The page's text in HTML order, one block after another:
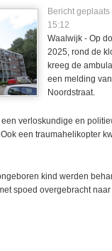
Bericht
15:12
Waalwijk - Op
2025, rond de
kreeg de
een melding
Noordstraat.
verloskundige en
een traumahelikopter
kind werden
spoed overgebracht